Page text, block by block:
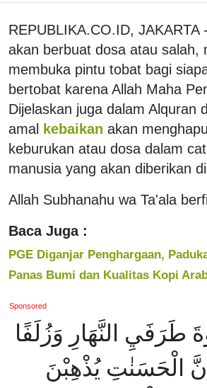
REPUBLIKA.CO.ID, JAKARTA
akan berbuat dosa atau salah,
membuka pintu tobat bagi
bertobat karena Allah Maha
Dijelaskan juga dalam Alquran
amal
kebaikan akan
keburukan atau dosa dalam
manusia yang akan diberikan
Allah Subhanahu wa Ta'ala
Baca Juga :
PGE Diganjar Penghargaan,
Panas Bumi dan Kualitas Kopi
Sponsored
طَرَفَيِ النَّهَارِ وَزُلَفًا
الْحَسَنٰتِ يُذْهِبْنَ